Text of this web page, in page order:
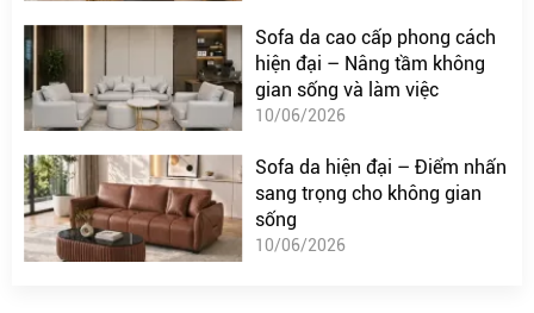
Sofa da cao cấp phong cách
hiện đại – Nâng tầm không
gian sống và làm việc
10/06/2026
Sofa da hiện đại – Điểm nhấn
sang trọng cho không gian
sống
10/06/2026